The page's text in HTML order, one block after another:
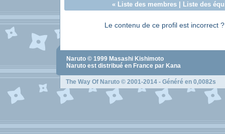
« Liste des membres| Liste des
Le contenu de ce profil est incorrect
Naruto © 1999 Masashi Kishimoto
Naruto est distribué en France par Kana
The Way Of Naruto © 2001-2014 - Généré en 0,0082s